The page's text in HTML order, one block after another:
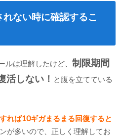
ない時に確認するこ
は理解したけど、 制限期間
活しない！ と腹を立てている
れば10ギガまるまる回復すると
が多いので、正しく理解してお